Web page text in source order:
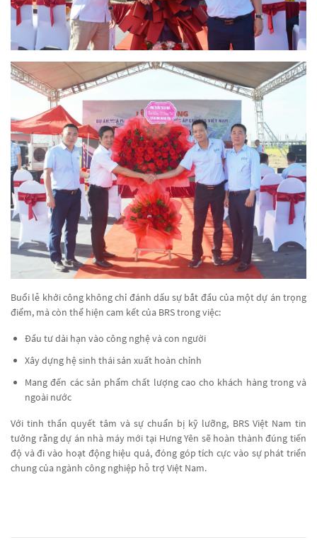
Buổi lễ khởi công không chỉ đánh dấu sự bắt đầu của một dự án trọng
điểm, mà còn thể hiện cam kết của BRS trong việc:
Đầu tư dài hạn vào công nghệ và con người
Xây dựng hệ sinh thái sản xuất hoàn chỉnh
Mang đến các sản phẩm chất lượng cao cho khách hàng trong và
ngoài nước
Với tinh thần quyết tâm và sự chuẩn bị kỹ lưỡng, BRS Việt Nam tin
tưởng rằng dự án nhà máy mới tại Hưng Yên sẽ hoàn thành đúng tiến
độ và đi vào hoạt động hiệu quả, đóng góp tích cực vào sự phát triển
chung của ngành công nghiệp hỗ trợ Việt Nam.